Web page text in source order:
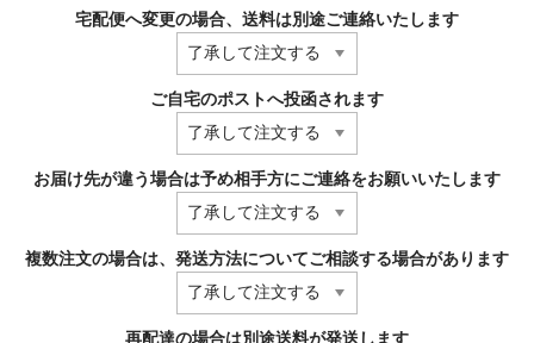
宅配便へ変更の場合、送料は別途ご連絡いたします
ご自宅のポストへ投函されます
お届け先が違う場合は予め相手方にご連絡をお願いいたします
複数注文の場合は、発送方法についてご相談する場合があります
再配達の場合は別途送料が発送します